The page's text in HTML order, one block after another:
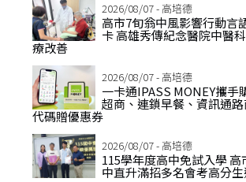
2026/08/07 - 高培德
高市7旬翁中風影響行動言
卡 高雄秀傳紀念醫院中醫
療改善
2026/08/07 - 高培德
一卡通IPASS MONEY攜手
超商、連鎖早餐、資訊通
代碼贈優惠券
2026/08/07 - 高培德
115學年度高中免試入學 高
中直升滿招多名會考高分